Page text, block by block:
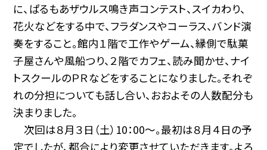
に、ぱるもあザウルス鳴き声コンテスト、スイカわり、
花火などをする中で、フラダンスやコーラス、バンド演
奏をすること。館内１階で工作やゲーム、縁側で駄菓
子屋さんや風船つり、２階でカフェ、読み聞かせ、ナイ
トスクールのＰＲなどをすることになりました。それぞ
れの分担についても話し合い、おおよその人数配分も
決まりました。
次回は８月３日（土）10：00〜。最初は８月４日の予
定でしたが、都合により変更させていただきます。よろ